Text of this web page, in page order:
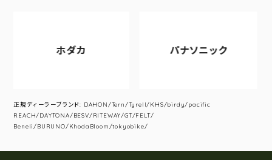
ホダカ パナソニック
正規ディーラーブランド: DAHON/Tern/Tyrell/KHS/birdy/pacific
REACH/DAYTONA/BESV/RITEWAY/GT/FELT/
Beneli/BURUNO/KhodaBloom/tokyobike/